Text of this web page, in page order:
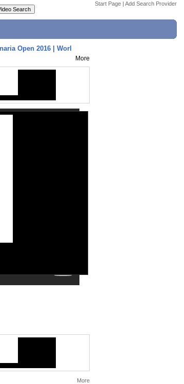
Start Page | Add Search Provider
Open 2016 | Worl
More
More